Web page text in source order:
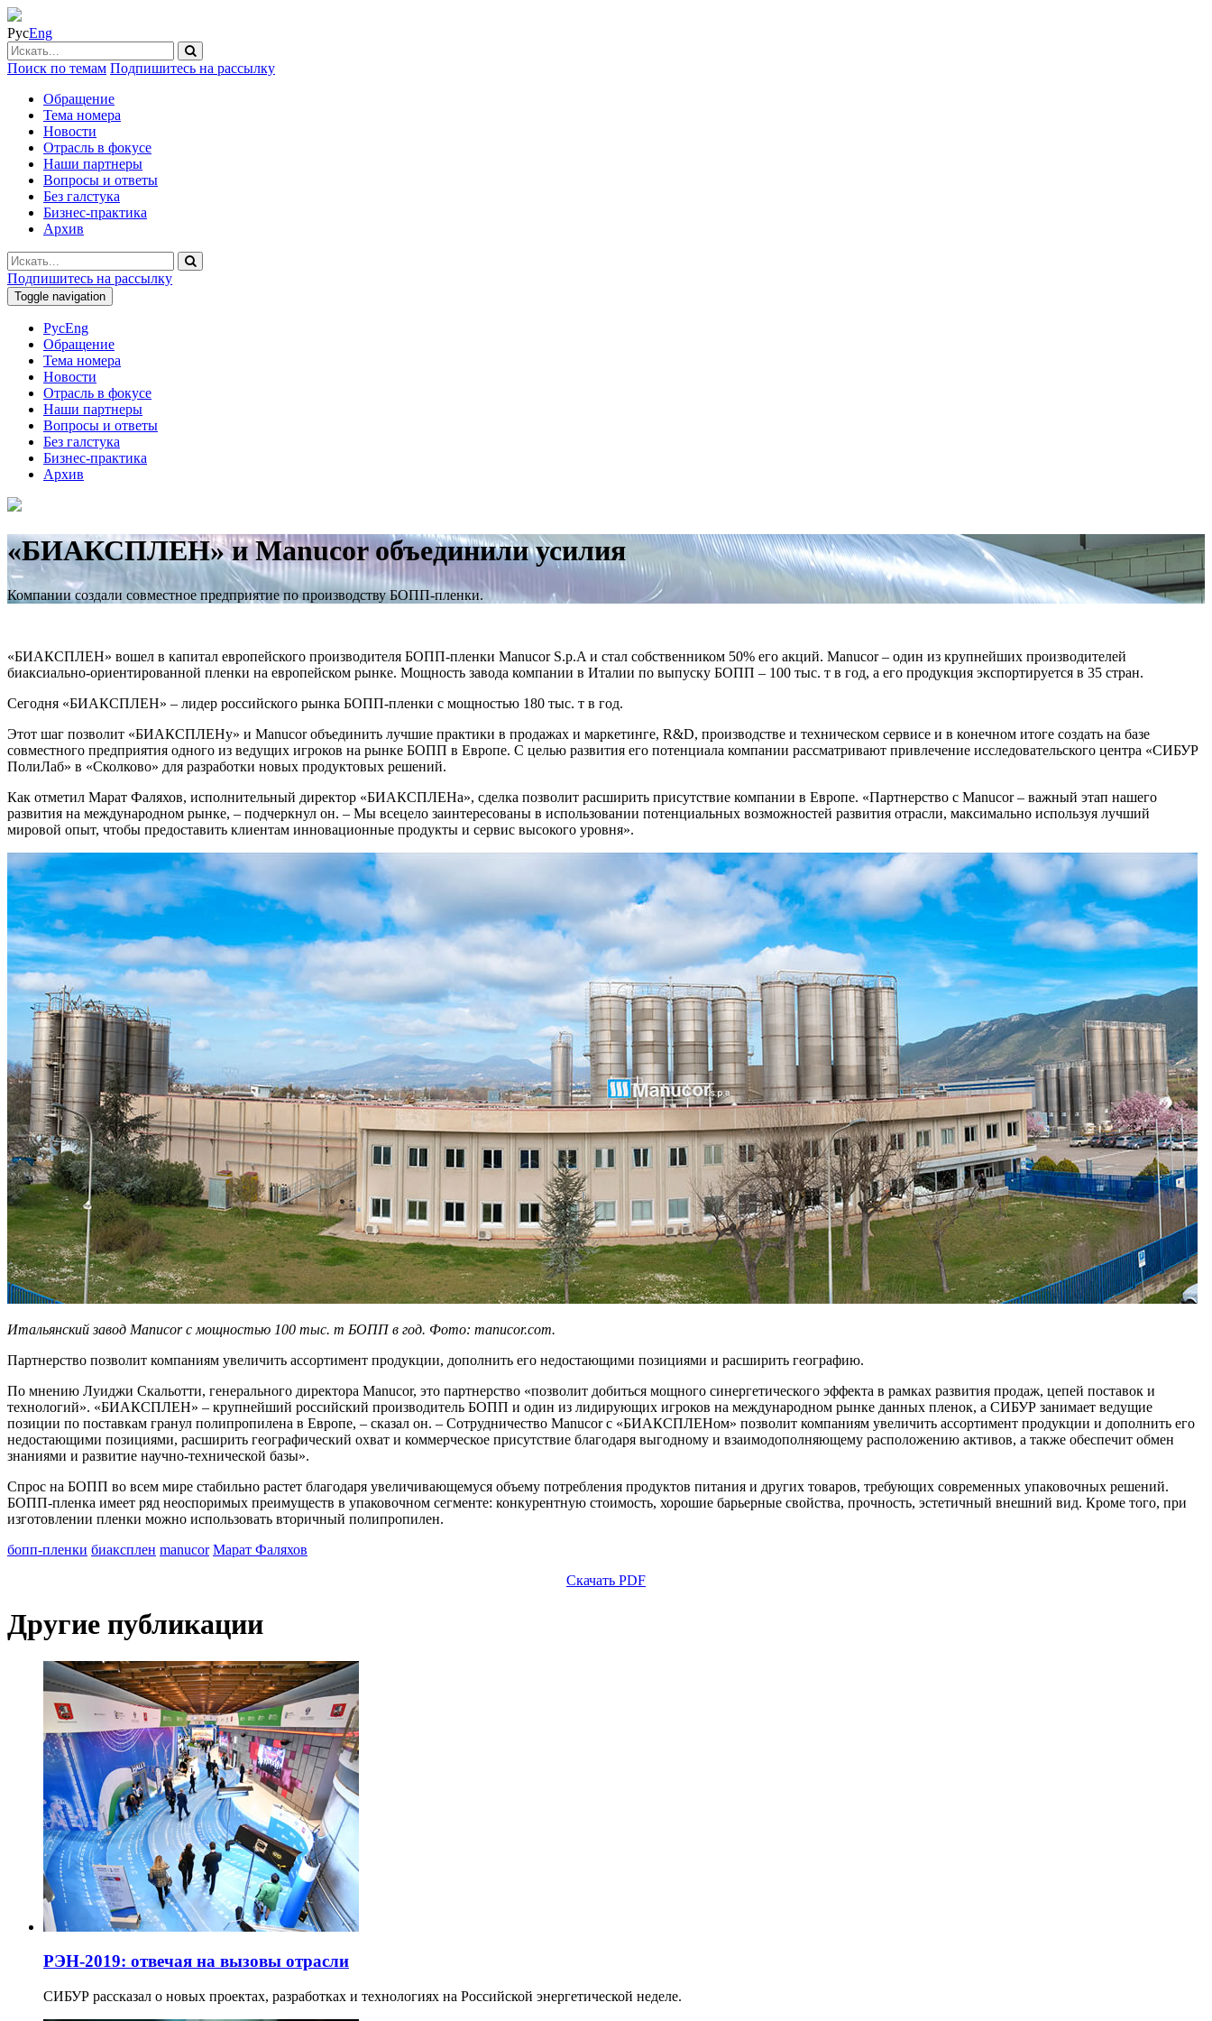
РусEng
Поиск по темам Подпишитесь на рассылку
Обращение
Тема номера
Новости
Отрасль в фокусе
Наши партнеры
Вопросы и ответы
Без галстука
Бизнес-практика
Архив
Подпишитесь на рассылку
Toggle navigation
РусEng
Обращение
Тема номера
Новости
Отрасль в фокусе
Наши партнеры
Вопросы и ответы
Без галстука
Бизнес-практика
Архив
«БИАКСПЛЕН» и Manucor объединили усилия
Компании создали совместное предприятие по производству БОПП-пленки.
«БИАКСПЛЕН» вошел в капитал европейского производителя БОПП-пленки Manucor S.p.A и стал собственником 50% его акций. Manucor – один из крупнейших производителей
биаксиально-ориентированной пленки на европейском рынке. Мощность завода компании в Италии по выпуску БОПП – 100 тыс. т в год, а его продукция экспортируется в 35 стран.
Сегодня «БИАКСПЛЕН» – лидер российского рынка БОПП-пленки с мощностью 180 тыс. т в год.
Этот шаг позволит «БИАКСПЛЕНу» и Manucor объединить лучшие практики в продажах и маркетинге, R&D, производстве и техническом сервисе и в конечном итоге создать на базе
совместного предприятия одного из ведущих игроков на рынке БОПП в Европе. С целью развития его потенциала компании рассматривают привлечение исследовательского центра «СИБУР
ПолиЛаб» в «Сколково» для разработки новых продуктовых решений.
Как отметил Марат Фаляхов, исполнительный директор «БИАКСПЛЕНа», сделка позволит расширить присутствие компании в Европе. «Партнерство с Manucor – важный этап нашего
развития на международном рынке, – подчеркнул он. – Мы всецело заинтересованы в использовании потенциальных возможностей развития отрасли, максимально используя лучший
мировой опыт, чтобы предоставить клиентам инновационные продукты и сервис высокого уровня».
Итальянский завод Manucor с мощностью 100 тыс. т БОПП в год. Фото: manucor.com.
Партнерство позволит компаниям увеличить ассортимент продукции, дополнить его недостающими позициями и расширить географию.
По мнению Луиджи Скальотти, генерального директора Manucor, это партнерство «позволит добиться мощного синергетического эффекта в рамках развития продаж, цепей поставок и
технологий». «БИАКСПЛЕН» – крупнейший российский производитель БОПП и один из лидирующих игроков на международном рынке данных пленок, а СИБУР занимает ведущие
позиции по поставкам гранул полипропилена в Европе, – сказал он. – Сотрудничество Manucor с «БИАКСПЛЕНом» позволит компаниям увеличить ассортимент продукции и дополнить его
недостающими позициями, расширить географический охват и коммерческое присутствие благодаря выгодному и взаимодополняющему расположению активов, а также обеспечит обмен
знаниями и развитие научно-технической базы».
Спрос на БОПП во всем мире стабильно растет благодаря увеличивающемуся объему потребления продуктов питания и других товаров, требующих современных упаковочных решений.
БОПП-пленка имеет ряд неоспоримых преимуществ в упаковочном сегменте: конкурентную стоимость, хорошие барьерные свойства, прочность, эстетичный внешний вид. Кроме того, при
изготовлении пленки можно использовать вторичный полипропилен.
бопп-пленки биаксплен manucor Марат Фаляхов
Скачать PDF
Другие публикации
РЭН-2019: отвечая на вызовы отрасли
СИБУР рассказал о новых проектах, разработках и технологиях на Российской энергетической неделе.